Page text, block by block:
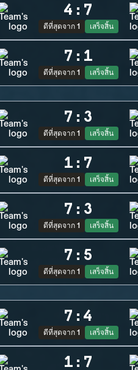
4 : 7
ดีที่สุดจาก 1 เสร็จสิ้น
7 : 1
ดีที่สุดจาก 1 เสร็จสิ้น
7 : 3
ดีที่สุดจาก 1 เสร็จสิ้น
1 : 7
ดีที่สุดจาก 1 เสร็จสิ้น
7 : 3
ดีที่สุดจาก 1 เสร็จสิ้น
7 : 5
ดีที่สุดจาก 1 เสร็จสิ้น
7 : 4
ดีที่สุดจาก 1 เสร็จสิ้น
1 : 7